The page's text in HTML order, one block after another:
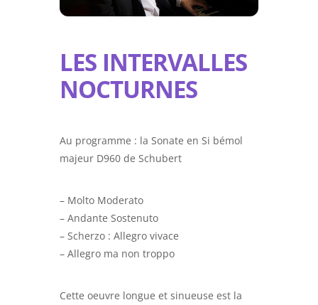
LES INTERVALLES
NOCTURNES
Au programme : la Sonate en Si bémol
majeur D960 de Schubert
– Molto Moderato
– Andante Sostenuto
– Scherzo : Allegro vivace
– Allegro ma non troppo
Cette oeuvre longue et sinueuse est la